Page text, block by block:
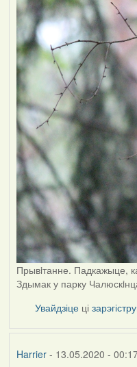
Прывiтанне. Падкажыце,
Здымак у парку
Увайдзіце ці
Harrier- 13.05.2020 -